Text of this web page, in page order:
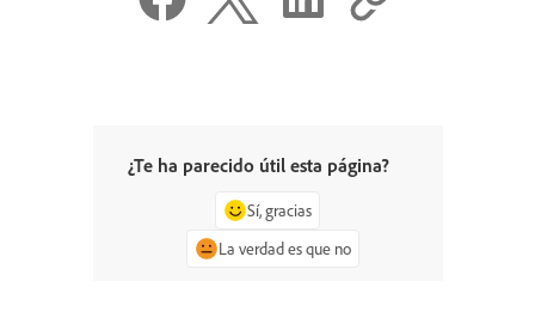
¿Te ha parecido útil esta página?
Sí, gracias
La verdad es que no